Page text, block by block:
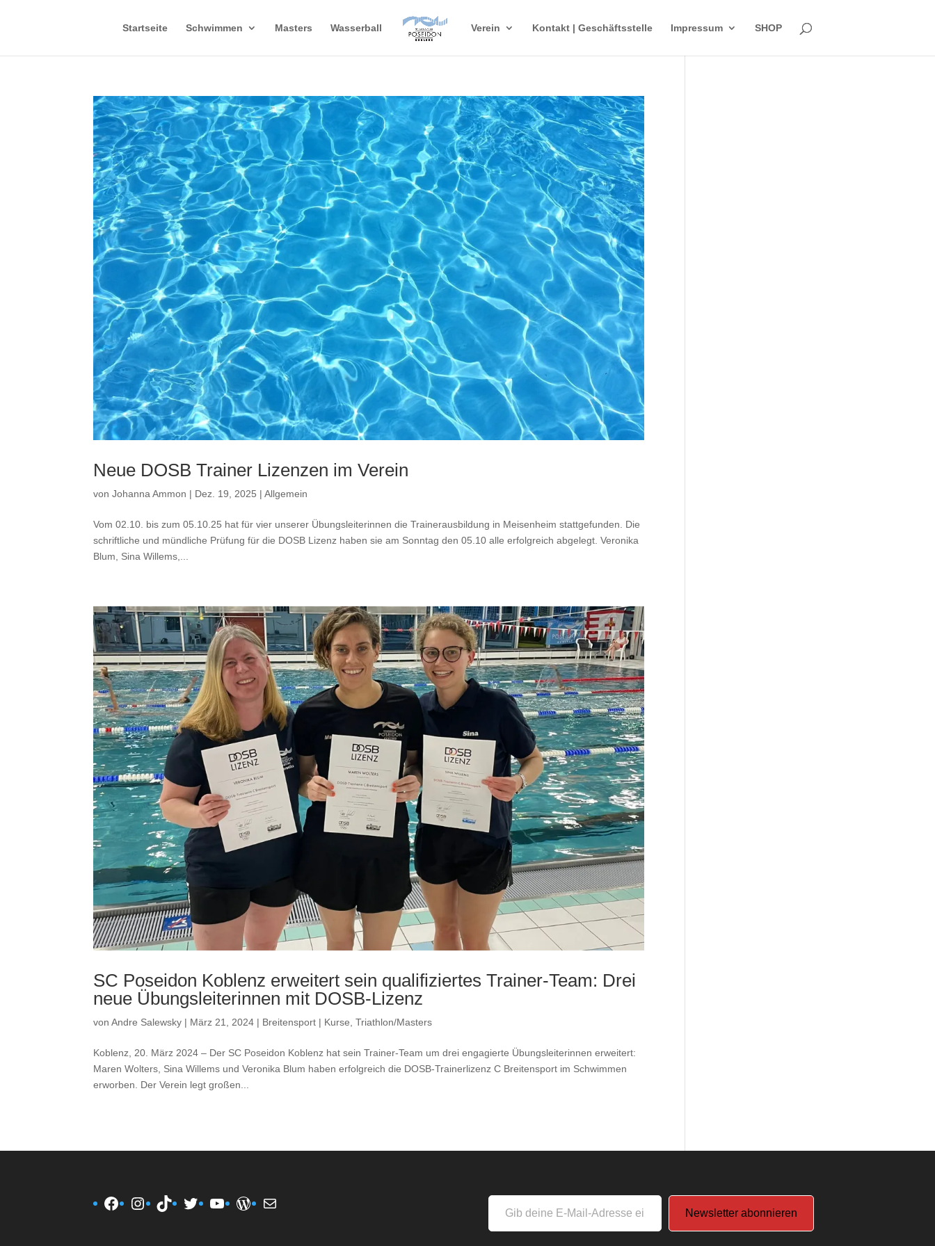
Startseite Schwimmen Masters Wasserball Verein Kontakt | Geschäftsstelle Impressum SHOP
Neue DOSB Trainer Lizenzen im Verein
vonJohanna Ammon | Dez. 19, 2025 |Allgemein
Vom 02.10. bis zum 05.10.25 hat für vier unserer Übungsleiterinnen die Trainerausbildung in Meisenheim stattgefunden. Die
schriftliche und mündliche Prüfung für die DOSB Lizenz haben sie am Sonntag den 05.10 alle erfolgreich abgelegt. Veronika
Blum, Sina Willems,...
SC Poseidon Koblenz erweitert sein qualifiziertes Trainer-Team: Drei
neue Übungsleiterinnen mit DOSB-Lizenz
vonAndre Salewsky | März 21, 2024 | Breitensport | Kurse ,Triathlon/Masters
Koblenz, 20. März 2024 – Der SC Poseidon Koblenz hat sein Trainer-Team um drei engagierte Übungsleiterinnen erweitert:
Maren Wolters, Sina Willems und Veronika Blum haben erfolgreich die DOSB-Trainerlizenz C Breitensport im Schwimmen
erworben. Der Verein legt großen...
Facebook
Instagram
TikTokTwitterYouTube
WordPress
E-Mail
deine
E-
Newsletter abonnieren